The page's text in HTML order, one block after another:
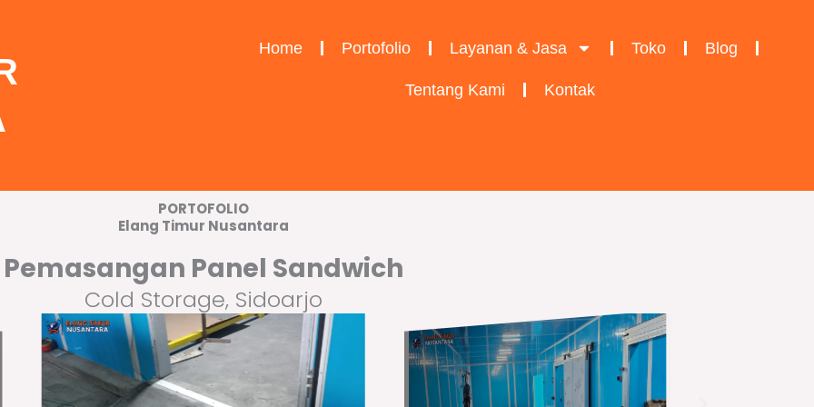
Home Portofolio Layanan & Jasa Toko Blog
Tentang Kami Kontak
PORTOFOLIO
Elang Timur Nusantara
Pemasangan Panel Sandwich
Cold Storage, Sidoarjo